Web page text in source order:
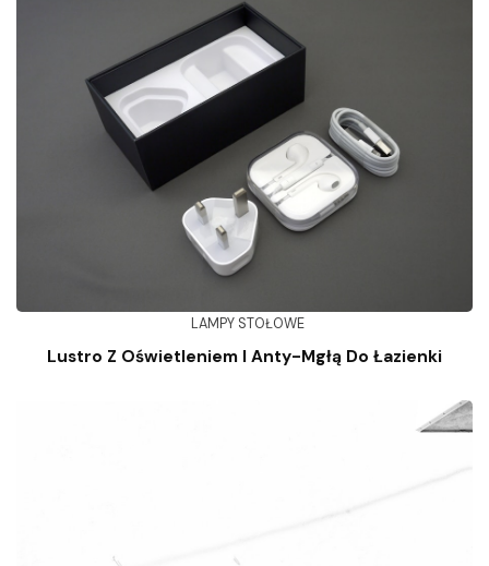
LAMPY STOŁOWE
Lustro Z Oświetleniem I Anty-Mgłą Do Łazienki